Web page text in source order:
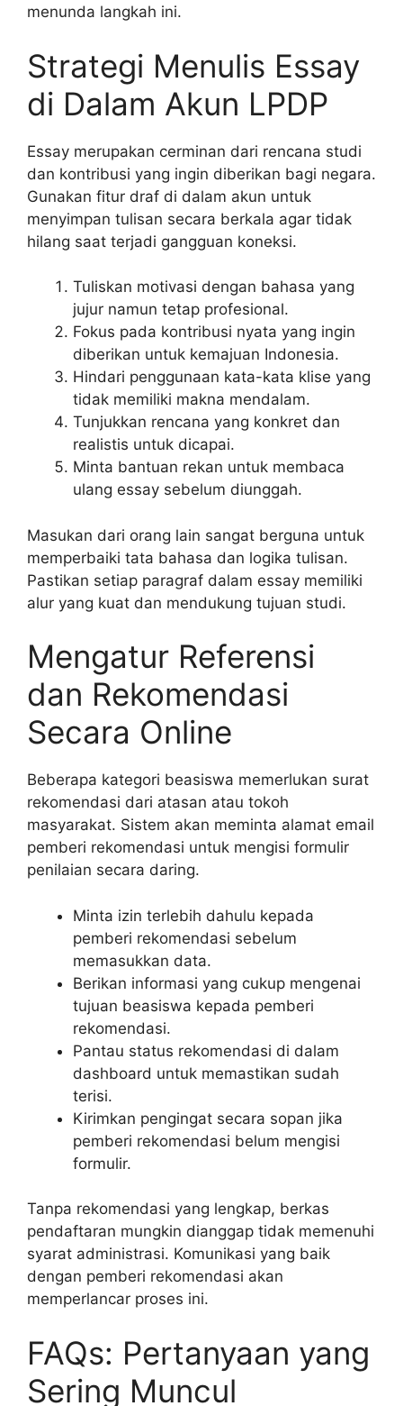
menunda langkah ini.
Strategi Menulis Essay
di Dalam Akun LPDP
Essay merupakan cerminan dari rencana studi
dan kontribusi yang ingin diberikan bagi negara.
Gunakan fitur draf di dalam akun untuk
menyimpan tulisan secara berkala agar tidak
hilang saat terjadi gangguan koneksi.
Tuliskan motivasi dengan bahasa yang
jujur namun tetap profesional.
Fokus pada kontribusi nyata yang ingin
diberikan untuk kemajuan Indonesia.
Hindari penggunaan kata-kata klise yang
tidak memiliki makna mendalam.
Tunjukkan rencana yang konkret dan
realistis untuk dicapai.
Minta bantuan rekan untuk membaca
ulang essay sebelum diunggah.
Masukan dari orang lain sangat berguna untuk
memperbaiki tata bahasa dan logika tulisan.
Pastikan setiap paragraf dalam essay memiliki
alur yang kuat dan mendukung tujuan studi.
Mengatur Referensi
dan Rekomendasi
Secara Online
Beberapa kategori beasiswa memerlukan surat
rekomendasi dari atasan atau tokoh
masyarakat. Sistem akan meminta alamat email
pemberi rekomendasi untuk mengisi formulir
penilaian secara daring.
Minta izin terlebih dahulu kepada
pemberi rekomendasi sebelum
memasukkan data.
Berikan informasi yang cukup mengenai
tujuan beasiswa kepada pemberi
rekomendasi.
Pantau status rekomendasi di dalam
dashboard untuk memastikan sudah
terisi.
Kirimkan pengingat secara sopan jika
pemberi rekomendasi belum mengisi
formulir.
Tanpa rekomendasi yang lengkap, berkas
pendaftaran mungkin dianggap tidak memenuhi
syarat administrasi. Komunikasi yang baik
dengan pemberi rekomendasi akan
memperlancar proses ini.
FAQs: Pertanyaan yang
Sering Muncul